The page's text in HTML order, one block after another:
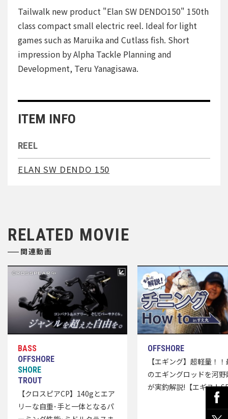
Tailwalk new product "Elan SW DENDO150" 150th
class compact small electric reel. Ideal for light
games such as Maruika and Cutlass fish. Short
impression by Alpha Tackle Planning and
Development, Teru Yanagisawa.
ITEM INFO
REEL
ELAN SW DENDO 150
RELATED MOVIE
関連動画
【クロスピアCP】140gとエア
リーな自重･手と一体となるパ
【エギング】超軽量！
のエギングロッドを河野
が実釣解説!【エギスト